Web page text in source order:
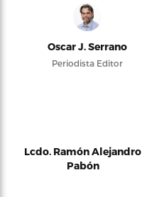
Oscar J. Serrano
Periodista Editor
Lcdo. Ramón Alejandro
Pabón